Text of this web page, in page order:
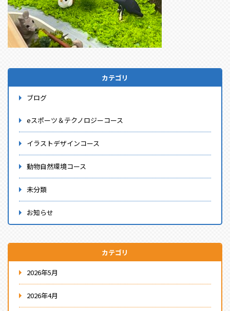
カテゴリ
ブログ
eスポーツ＆テクノロジーコース
イラストデザインコース
動物自然環境コース
未分類
お知らせ
カテゴリ
2026年5月
2026年4月